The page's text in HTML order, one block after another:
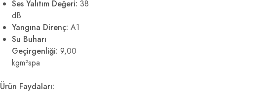
Ses Yalıtım Değeri: 38
dB
Yangına Direnç: A1
Su Buharı
Geçirgenliği: 9,00
kgm²spa
Ürün Faydaları: